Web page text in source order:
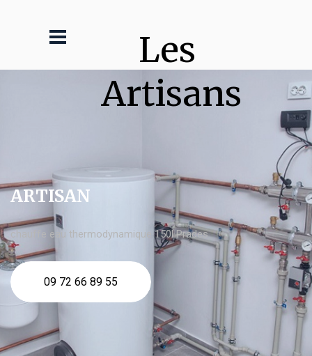
Les
Artisans
ARTISAN
chauffe eau thermodynamique 150l Prades
09 72 66 89 55